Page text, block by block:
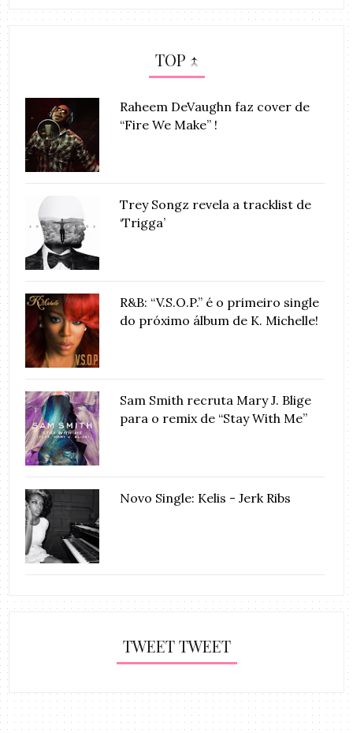
TOP ↑
Raheem DeVaughn faz cover de
“Fire We Make” !
Trey Songz revela a tracklist de
‘Trigga’
R&B: “V.S.O.P.” é o primeiro single
do próximo álbum de K. Michelle!
Sam Smith recruta Mary J. Blige
para o remix de “Stay With Me”
Novo Single: Kelis - Jerk Ribs
TWEET TWEET